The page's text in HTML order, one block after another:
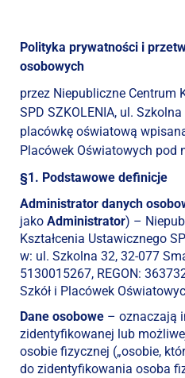
Polityka prywatności i
osobowych
przez Niepubliczne Centrum
SPD SZKOLENIA, ul.
placówkę oświatową
Placówek Oświatowych pod
§1. Podstawowe definicje
Administrator danych
jako Administrator) –
Kształcenia Ustawicznego
w: ul. Szkolna 32, 32-077
5130015267, REGON:
Szkół i Placówek
Dane osobowe – oznaczają
zidentyfikowanej lub
osobie fizycznej („osobie,
do zidentyfikowania osoba